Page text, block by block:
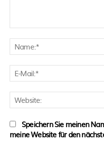
Speichern Sie meinen
meine Website für den